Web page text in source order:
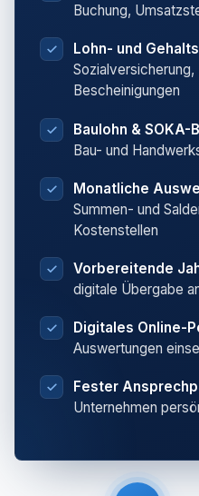
Buchung,
Lohn- und
Sozialversicherung,
Bescheinigungen
Baulohn & SOKA-
Bau- und
Monatliche
Summen- und
Kostenstellen
Vorbereitende
digitale Übergabe
Digitales Online-
Auswertungen
Fester
Unternehmen